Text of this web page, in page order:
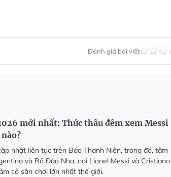
Đánh giá bài viết
mới nhất: Thức thâu đêm xem Messi
nhật liên tục trên Báo Thanh Niên, trong đó, tâm
và Bồ Đào Nha, nơi Lionel Messi và Cristiano
cỏ sân chơi lớn nhất thế giới.